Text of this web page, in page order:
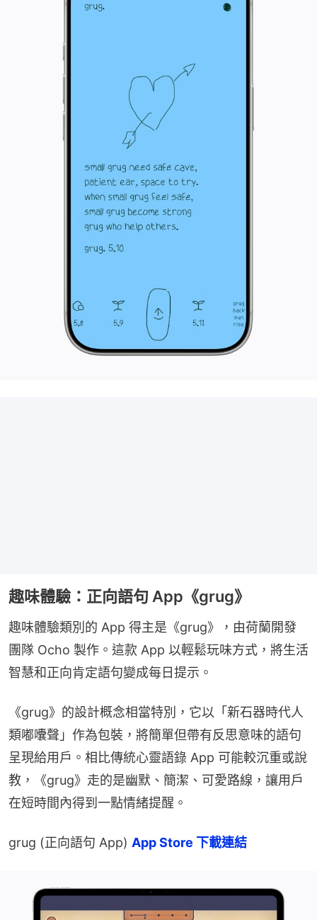
趣味體驗：正向語句 App《grug》
趣味體驗類別的 App 得主是《grug》，由荷蘭開發
團隊 Ocho 製作。這款 App 以輕鬆玩味方式，將生活
智慧和正向肯定語句變成每日提示。
《grug》的設計概念相當特別，它以「新石器時代人
類嘟囔聲」作為包裝，將簡單但帶有反思意味的語句
呈現給用戶。相比傳統心靈語錄 App 可能較沉重或說
教，《grug》走的是幽默、簡潔、可愛路線，讓用戶
在短時間內得到一點情緒提醒。
grug (正向語句 App) App Store 下載連結